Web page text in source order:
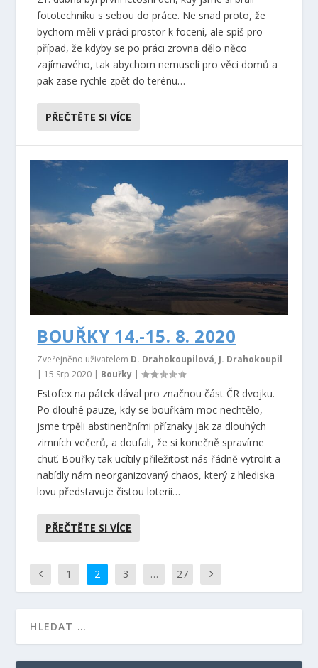
fototechniku s sebou do práce. Ne snad proto, že
bychom měli v práci prostor k focení, ale spíš pro
případ, že kdyby se po práci zrovna dělo něco
zajímavého, tak abychom nemuseli pro věci domů a
pak zase rychle zpět do terénu…
PŘEČTĚTE SI VÍCE
BOUŘKY 14.-15. 8. 2020
Zveřejněno uživatelem D. Drahokoupilová, J. Drahokoupil
| 15 Srp 2020 | Bouřky |
Estofex na pátek dával pro značnou část ČR dvojku.
Po dlouhé pauze, kdy se bouřkám moc nechtělo,
jsme trpěli abstinenčními příznaky jak za dlouhých
zimních večerů, a doufali, že si konečně spravíme
chuť. Bouřky tak ucítily příležitost nás řádně vytrolit a
nabídly nám neorganizovaný chaos, který z hlediska
lovu představuje čistou loterii…
PŘEČTĚTE SI VÍCE
1 2 3 … 27